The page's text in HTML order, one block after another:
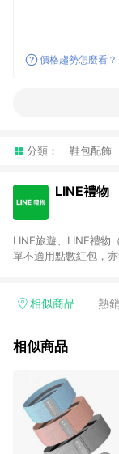
價格趨勢怎麼看？
分類： 鞋包配飾
LINE禮物
LINE旅遊、LINE禮物
單不適用點數紅包，
相似商品 熱
相似商品